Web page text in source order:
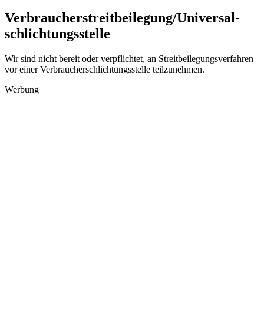
Verbraucher­streit­beilegung/Universal­
schlichtungs­stelle
Wir sind nicht bereit oder verpflichtet, an Streitbeilegungsverfahren
vor einer Verbraucherschlichtungsstelle teilzunehmen.
Werbung